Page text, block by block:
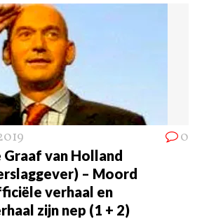
0
Graaf van Holland
– Moord
verhaal en
zijn nep (1 + 2)